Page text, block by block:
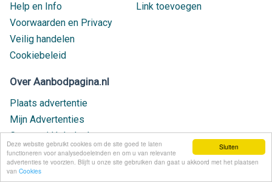
Sluiten
Deze website gebruikt cookies om de site goed te laten
functioneren voor analysedoeleinden en om u van relevante
advertenties te voorzien. Blijft u onze site gebruiken dan gaat u akkoord met het plaatsen
van Cookies
Help en Info
Voorwaarden en Privacy
Veilig handelen
Cookiebeleid
Link toevoegen
Over Aanbodpagina.nl
Plaats advertentie
Mijn Advertenties
Contact / Helpdesk
Nieuw geplaatst